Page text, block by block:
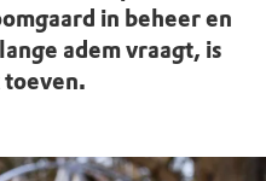
in beheer en
adem vraagt, is